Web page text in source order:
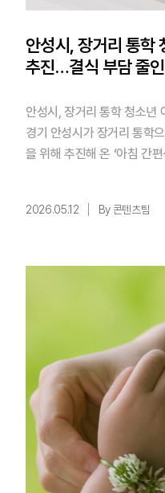
안성시, 장거리 통학
추진…결식 부담 줄
안성시, 장거리 통학 청소년
경기 안성시가 장거리 통학
을 위해 추진해 온 ‘아침 간
침 간편식 지원 프로젝트 시
2026.05.12 By 콘텐츠팀